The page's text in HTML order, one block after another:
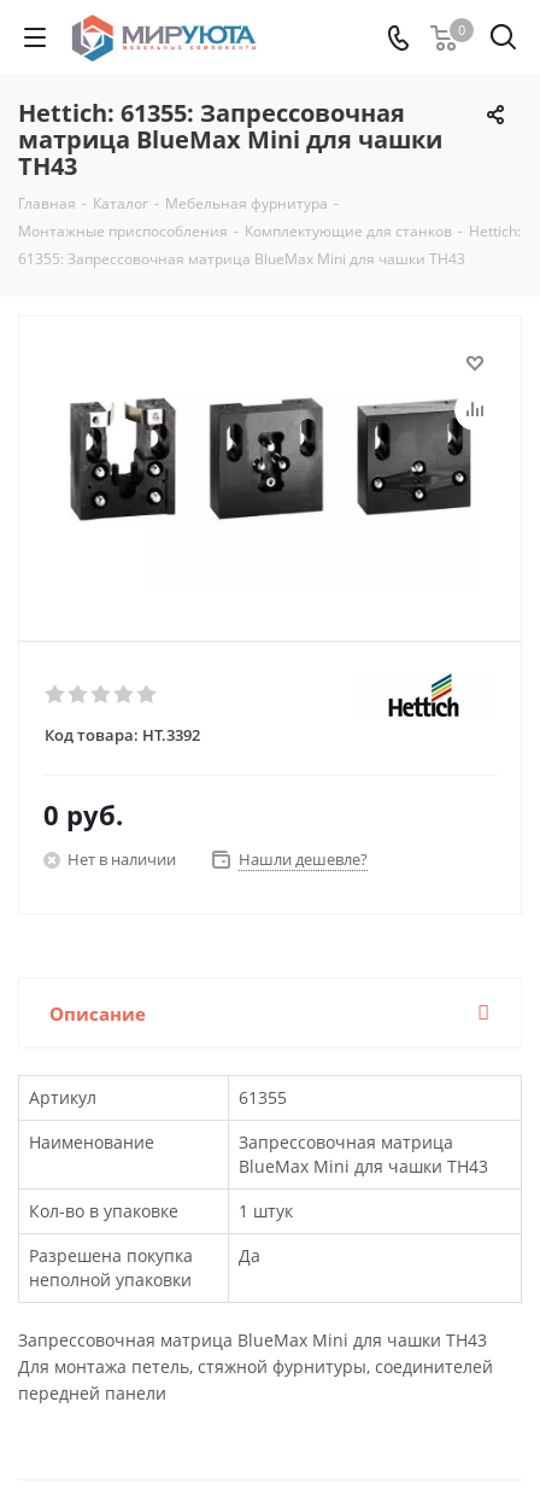
0
Hettich: 61355: Запрессовочная
матрица BlueMax Mini для чашки
TH43
Главная - Каталог - Мебельная фурнитура -
Монтажные приспособления - Комплектующие для станков - Hettich:
61355: Запрессовочная матрица BlueMax Mini для чашки TH43
Код товара: HT.3392
0 руб.
Нет в наличии Нашли дешевле?
Описание
Артикул
61355
Наименование
Запрессовочная матрица
BlueMax Mini для чашки TH43
Кол-во в упаковке
1 штук
Разрешена покупка
неполной упаковки
Да
Запрессовочная матрица BlueMax Mini для чашки TH43
Для монтажа петель, стяжной фурнитуры, соединителей
передней панели